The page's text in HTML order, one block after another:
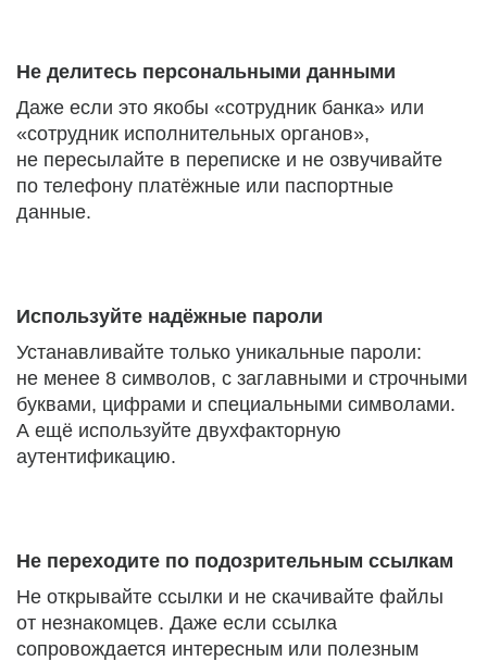
Не делитесь персональными данными
Даже если это якобы «сотрудник банка» или
«сотрудник исполнительных органов»,
не пересылайте в переписке и не озвучивайте
по телефону платёжные или паспортные
данные.
Используйте надёжные пароли
Устанавливайте только уникальные пароли:
не менее 8 символов, с заглавными и строчными
буквами, цифрами и специальными символами.
А ещё используйте двухфакторную
аутентификацию.
Не переходите по подозрительным ссылкам
Не открывайте ссылки и не скачивайте файлы
от незнакомцев. Даже если ссылка
сопровождается интересным или полезным